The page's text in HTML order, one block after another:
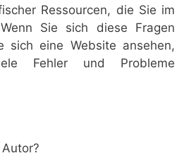
Ressourcen, die Sie im
Sie sich diese Fragen
sich eine Website ansehen,
Fehler und Probleme